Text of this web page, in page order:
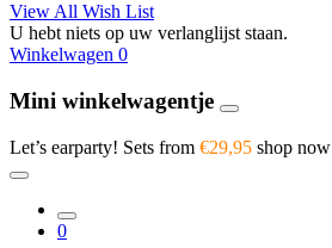
View All Wish List
U hebt niets op uw verlanglijst staan.
Winkelwagen 0
Mini winkelwagentje
Let’s earparty! Sets from €29,95 shop now
0